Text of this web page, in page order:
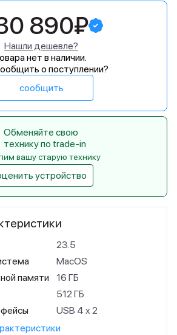
23.5
MacOS
памяти
16 ГБ
512 ГБ
USB 4 x 2
890₽
Нашли дешевле?
нет в наличии.
о поступлении?
сообщить
Обменяйте свою
технику по trade-in
вашу старую технику
устройство